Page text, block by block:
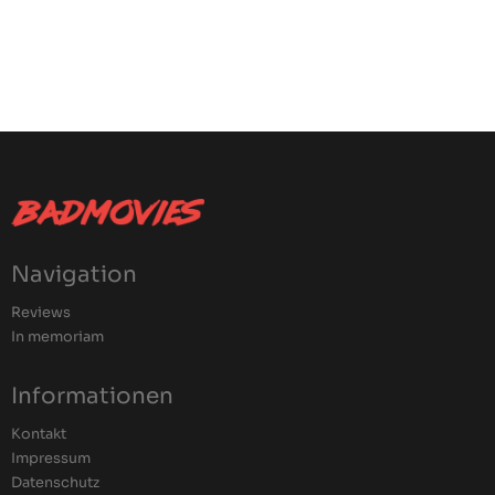
Navigation
Reviews
In memoriam
Informationen
Kontakt
Impressum
Datenschutz